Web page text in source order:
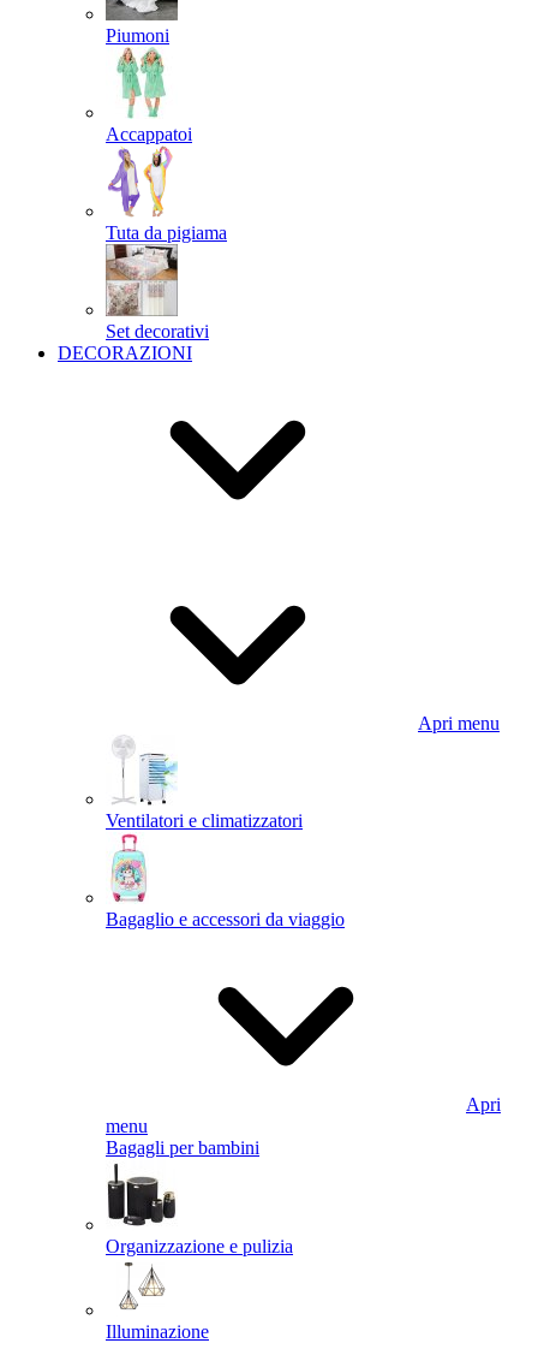
Piumoni
Accappatoi
Tuta da pigiama
Set decorativi
DECORAZIONI
Apri menu
Ventilatori e climatizzatori
Bagaglio e accessori da viaggio
Apri
menu
Bagagli per bambini
Organizzazione e pulizia
Illuminazione